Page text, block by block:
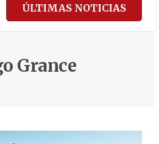
ÚLTIMAS NOTICIAS
Grance